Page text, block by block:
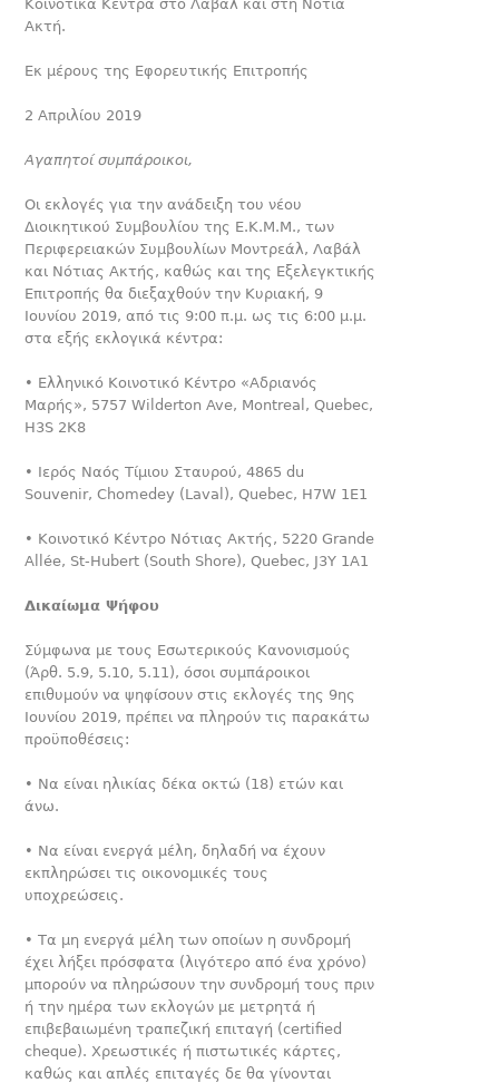
Κοινοτικά Κέντρα στο Λαβάλ και στη Νότια
Ακτή.
Εκ μέρους της Εφορευτικής Επιτροπής
2 Απριλίου 2019
Αγαπητοί συμπάροικοι,
Oι εκλογές για την ανάδειξη του νέου
Διοικητικού Συμβουλίου της Ε.Κ.Μ.Μ., των
Περιφερειακών Συμβουλίων Μοντρεάλ, Λαβάλ
και Νότιας Ακτής, καθώς και της Εξελεγκτικής
Επιτροπής θα διεξαχθούν την Κυριακή, 9
Ιουνίου 2019, από τις 9:00 π.μ. ως τις 6:00 μ.μ.
στα εξής εκλογικά κέντρα:
• Ελληνικό Κοινοτικό Κέντρο «Αδριανός
Μαρής», 5757 Wilderton Ave, Montreal, Quebec,
H3S 2K8
• Ιερός Ναός Τίμιου Σταυρού, 4865 du
Souvenir, Chomedey (Laval), Quebec, H7W 1E1
• Κοινοτικό Κέντρο Νότιας Ακτής, 5220 Grande
Allée, St-Hubert (South Shore), Quebec, J3Y 1A1
Δικαίωμα Ψήφου
Σύμφωνα με τους Εσωτερικούς Κανονισμούς
(Άρθ. 5.9, 5.10, 5.11), όσοι συμπάροικοι
επιθυμούν να ψηφίσουν στις εκλογές της 9ης
Ιουνίου 2019, πρέπει να πληρούν τις παρακάτω
προϋποθέσεις:
• Να είναι ηλικίας δέκα οκτώ (18) ετών και
άνω.
• Να είναι ενεργά μέλη, δηλαδή να έχουν
εκπληρώσει τις οικονομικές τους
υποχρεώσεις.
• Τα μη ενεργά μέλη των οποίων η συνδρομή
έχει λήξει πρόσφατα (λιγότερο από ένα χρόνο)
μπορούν να πληρώσουν την συνδρομή τους πριν
ή την ημέρα των εκλογών με μετρητά ή
επιβεβαιωμένη τραπεζική επιταγή (certified
cheque). Χρεωστικές ή πιστωτικές κάρτες,
καθώς και απλές επιταγές δε θα γίνονται